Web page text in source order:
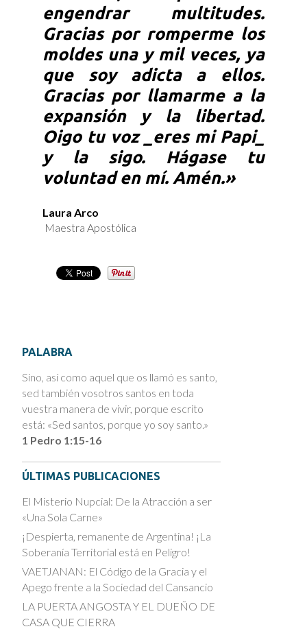
engendrar multitudes.
Gracias por romperme los
moldes una y mil veces, ya
que soy adicta a ellos.
Gracias por llamarme a la
expansión y la libertad.
Oigo tu voz _eres mi Papi_
y la sigo. Hágase tu
voluntad en mí. Amén.»
Laura Arco
Maestra Apostólica
PALABRA
Sino, así como aquel que os llamó es santo,
sed también vosotros santos en toda
vuestra manera de vivir, porque escrito
está: «Sed santos, porque yo soy santo.»
1 Pedro 1:15-16
ÚLTIMAS PUBLICACIONES
El Misterio Nupcial: De la Atracción a ser
«Una Sola Carne»
¡Despierta, remanente de Argentina! ¡La
Soberanía Territorial está en Peligro!
VAETJANAN: El Código de la Gracia y el
Apego frente a la Sociedad del Cansancio
LA PUERTA ANGOSTA Y EL DUEÑO DE
CASA QUE CIERRA